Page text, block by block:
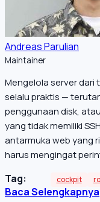
Andreas Parulian
Maintainer
Mengelola server dari
selalu praktis —
penggunaan disk,
yang tidak memiliki
antarmuka web yang
harus mengingat
Tag: cockpit
Baca Selengkapnya